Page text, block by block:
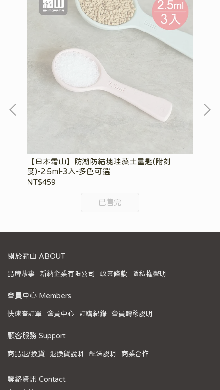
【日本霜山】防潮防結塊珪藻土量匙(附刻
度)-2.5ml-3入-多色可選
NT$459
已售完
關於霜山 ABOUT
品牌故事 新納企業有限公司 政策條款 隱私權聲明
會員中心 Members
快速查訂單 會員中心 訂購紀錄 會員轉移說明
顧客服務 Support
商品退/換貨 退換貨說明 配送說明 商業合作
聯絡資訊 Contact